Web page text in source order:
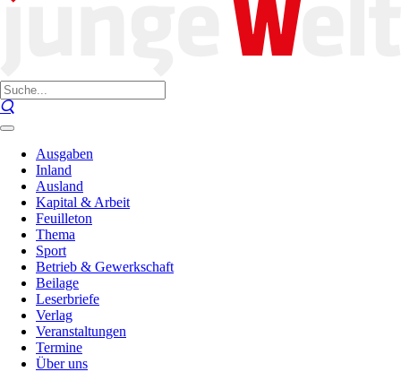
Ausgaben
Inland
Ausland
Kapital & Arbeit
Feuilleton
Thema
Sport
Betrieb & Gewerkschaft
Beilage
Leserbriefe
Verlag
Veranstaltungen
Termine
Über uns